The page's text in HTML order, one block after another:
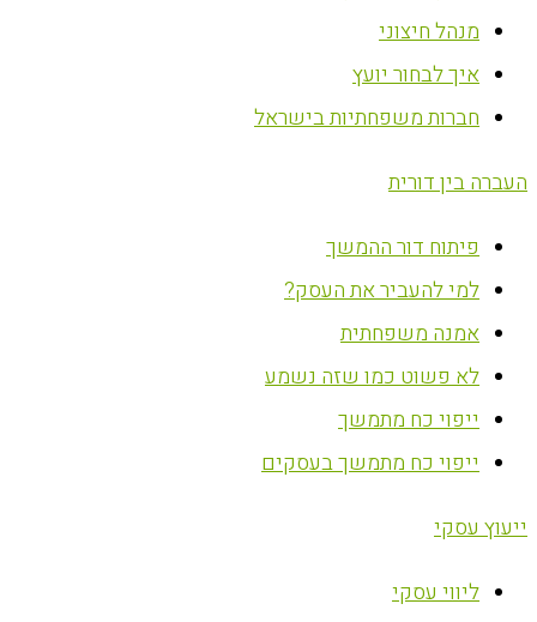
מנהל חיצוני
איך לבחור יועץ
חברות משפחתיות בישראל
העברה בין דורית
פיתוח דור ההמשך
למי להעביר את העסק?
אמנה משפחתית
לא פשוט כמו שזה נשמע
ייפוי כח מתמשך
ייפוי כח מתמשך בעסקים
ייעוץ עסקי
ליווי עסקי